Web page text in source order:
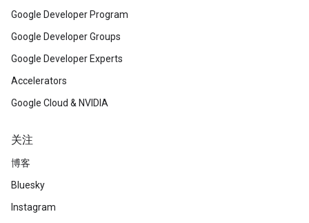
Google Developer Program
Google Developer Groups
Google Developer Experts
Accelerators
Google Cloud & NVIDIA
关注
博客
Bluesky
Instagram